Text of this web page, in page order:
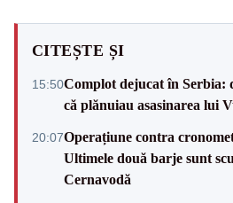
CITEȘTE ȘI
15:50Complot dejucat în Serbia:
că plănuiau asasinarea lui
20:07Operațiune contra
Ultimele două barje sunt
Cernavodă